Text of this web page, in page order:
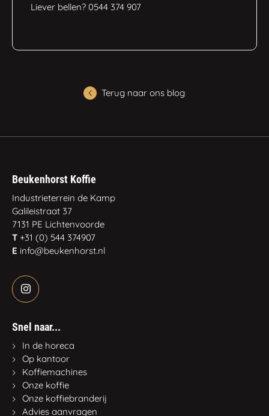
Liever bellen? 0544 374 907
Terug naar ons blog
Beukenhorst Koffie
Industrieterrein de Kamp
Galileistraat 37
7131 PE Lichtenvoorde
T +31 (0) 544 374907
E info@beukenhorst.nl
Snel naar...
In de horeca
Op kantoor
Koffiemachines
Onze koffie
Onze koffiebranderij
Advies aanvragen